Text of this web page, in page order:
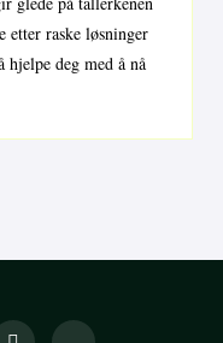
etter raske løsninger
deg med å nå